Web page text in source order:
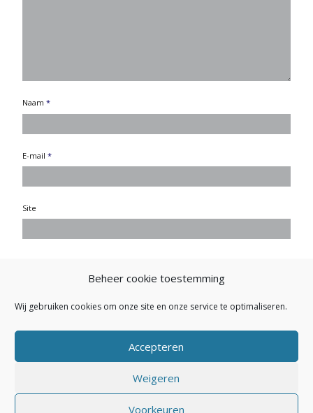
Beheer cookie toestemming
Wij gebruiken cookies om onze site en onze service te optimaliseren.
Accepteren
Weigeren
Voorkeuren
Naam *
E-mail *
Site
Secretariaat NVEP: Buitendijk 26 - 1145 PK Katwoude - E-mail: